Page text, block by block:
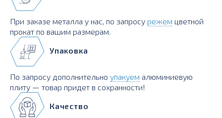
При заказе металла у нас, по запросу режем цветной
прокат по вашим размерам.
Упаковка
По запросу дополнительно упакуем алюминиевую
плиту — товар придет в сохранности!
Качество